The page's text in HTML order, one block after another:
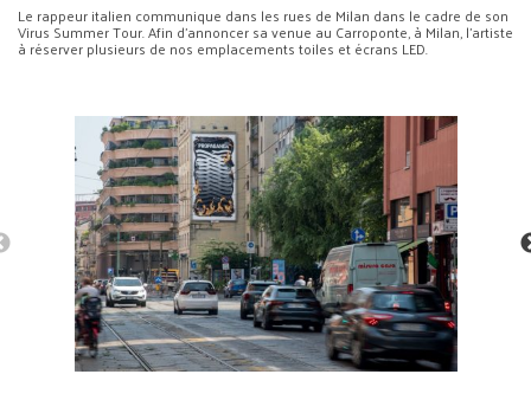
Le rappeur italien communique dans les rues de Milan dans le cadre de son
Virus Summer Tour. Afin d’annoncer sa venue au Carroponte, à Milan, l’artiste
à réserver plusieurs de nos emplacements toiles et écrans LED.